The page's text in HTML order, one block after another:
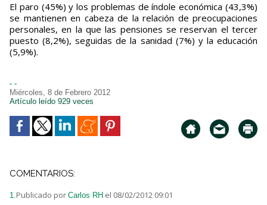
El paro (45%) y los problemas de índole económica (43,3%)
se mantienen en cabeza de la relación de preocupaciones
personales, en la que las pensiones se reservan el tercer
puesto (8,2%), seguidas de la sanidad (7%) y la educación
(5,9%).
- -
Miércoles, 8 de Febrero 2012
Artículo leído 929 veces
COMENTARIOS:
1.Publicado por Carlos RH el 08/02/2012 09:01